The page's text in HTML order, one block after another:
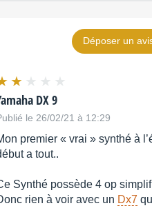
Déposer un
DX 9
le 26/02/21 à 12:29
premier « vrai » synthé à
a tout..
Synthé possède 4 op
rien à voir avec un Dx7